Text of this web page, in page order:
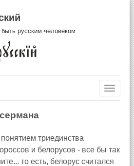
быть русским человеком
триединства
и белорусов - все бы так
то есть, белорус считался